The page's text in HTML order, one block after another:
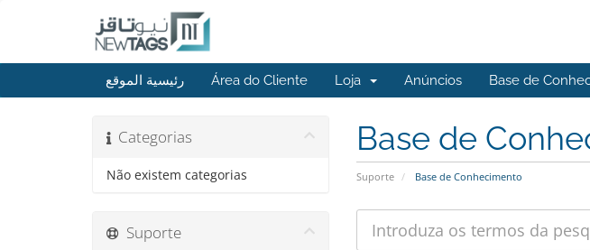
رئيسية الموقع Área do Cliente Loja Anúncios Base de
Base de
Suporte Base de Conhecimento
Categorias
Não existem categorias
Suporte